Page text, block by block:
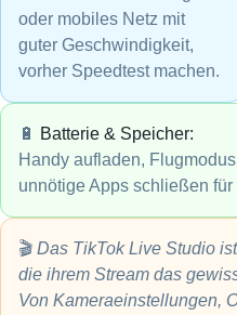
oder mobiles Netz mit
guter Geschwindigkeit,
vorher Speedtest machen.
🔋
Batterie & Speicher:
Handy aufladen,
unnötige Apps schließen
🎬 Das TikTok Live Studio
die ihrem Stream das
Von Kameraeinstellungen,